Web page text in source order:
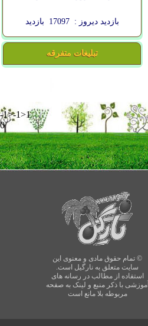
بازدید دیروز : 17097 بازدید
تبلیغات متفرقه
-1>-1>1
0
© تمام حقوق مادی و معنوی این
سایت متعلق به نارگیل است.
استفاده از مطالب در رسانه های
آموزشی با ذکر منبع و لینک به صفحه
مربوطه بلا مانع است